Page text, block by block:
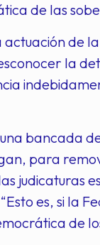
de las
actuación de
la
bancada
para
judicaturas
es, si la
de